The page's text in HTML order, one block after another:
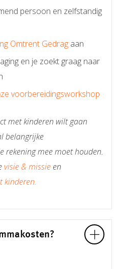
persoon en zelfstandig
Omtrent Gedrag aan
en je zoekt graag naar
voorbereidingsworkshop
met kinderen wilt gaan
belangrijke
rekening mee moet houden.
visie & missie en
kinderen.